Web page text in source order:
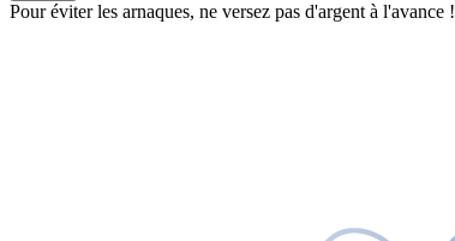
Pour éviter les arnaques, ne versez pas d'argent à l'avance !